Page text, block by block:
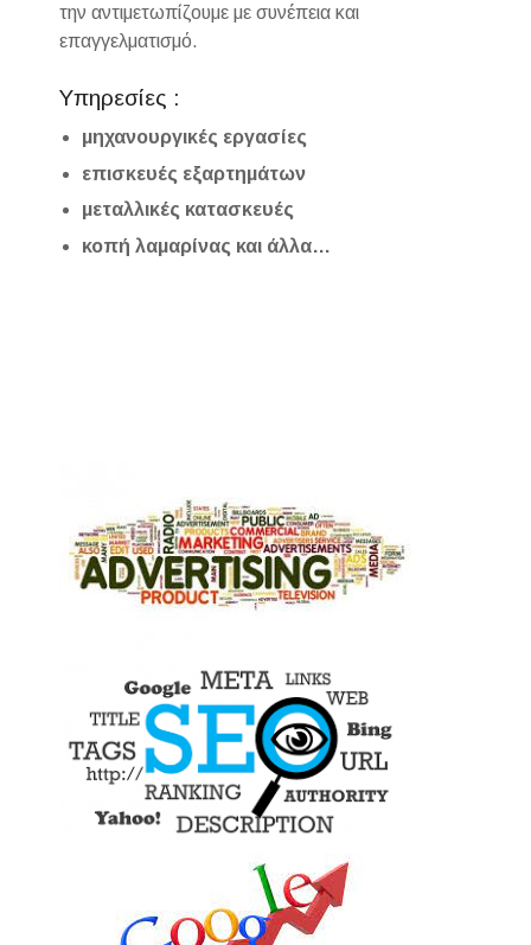
την αντιμετωπίζουμε με συνέπεια και
επαγγελματισμό.
Υπηρεσίες :
μηχανουργικές εργασίες
επισκευές εξαρτημάτων
μεταλλικές κατασκευές
κοπή λαμαρίνας και άλλα…